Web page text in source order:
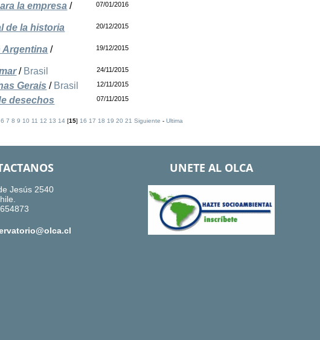
la empresa /
07/01/2016
de la historia
20/12/2015
Argentina /
19/12/2015
/ Brasil 24/11/2015
Gerais / Brasil 12/11/2015
desechos
07/11/2015
6 7 8 9 10 11 12 13 14[15] 16 17 18 19 20 21 Siguiente - Ultima
Jesús 2540
UNETE AL OLCA